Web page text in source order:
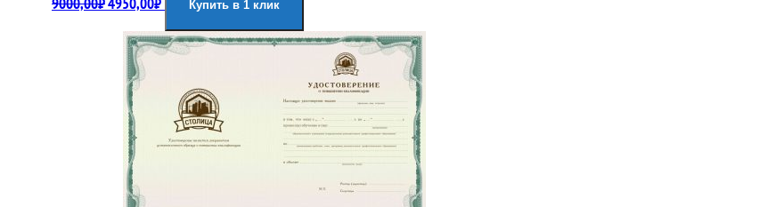
цена
составляла
9000,00₽.
цена:
4950,00₽.
Купить в 1 клик